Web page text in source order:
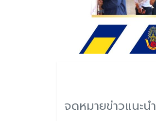
จดหมายข่าวแนะนำ